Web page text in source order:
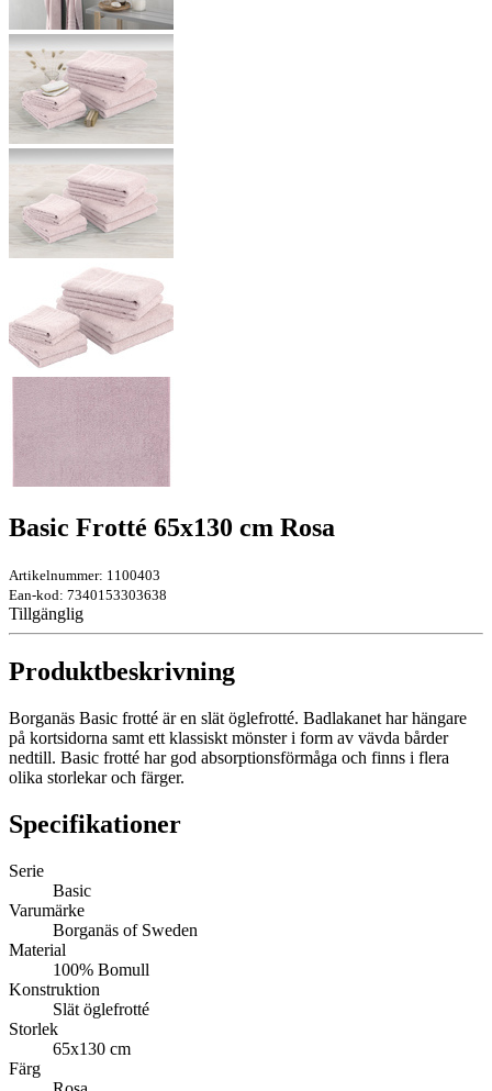
Basic Frotté 65x130 cm Rosa
Artikelnummer: 1100403
Ean-kod: 7340153303638
Tillgänglig
Produktbeskrivning
Borganäs Basic frotté är en slät öglefrotté. Badlakanet har hängare
på kortsidorna samt ett klassiskt mönster i form av vävda bårder
nedtill. Basic frotté har god absorptionsförmåga och finns i flera
olika storlekar och färger.
Specifikationer
Serie
Basic
Varumärke
Borganäs of Sweden
Material
100% Bomull
Konstruktion
Slät öglefrotté
Storlek
65x130 cm
Färg